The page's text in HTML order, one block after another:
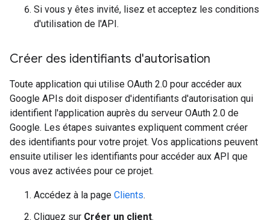
Si vous y êtes invité, lisez et acceptez les conditions
d'utilisation de l'API.
Créer des identifiants d'autorisation
Toute application qui utilise OAuth 2.0 pour accéder aux
Google APIs doit disposer d'identifiants d'autorisation qui
identifient l'application auprès du serveur OAuth 2.0 de
Google. Les étapes suivantes expliquent comment créer
des identifiants pour votre projet. Vos applications peuvent
ensuite utiliser les identifiants pour accéder aux API que
vous avez activées pour ce projet.
Accédez à la page Clients.
Cliquez sur Créer un client.